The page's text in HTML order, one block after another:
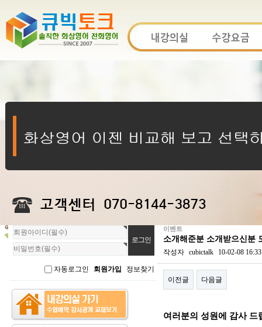
회
원
로
자동로그인 회원가입 정보찾기
이벤트
소개해준분 소개받으신분
작성자 cubictalk 10-02-08 16:33
이전글 다음글
여러분의 성원에 감사 드